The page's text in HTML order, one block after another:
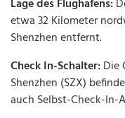
Lage des Flughafens:
etwa 32 Kilometer
Shenzhen entfernt.
Check In-Schalter:Die
Shenzhen (SZX)
auch Selbst-Check-In-